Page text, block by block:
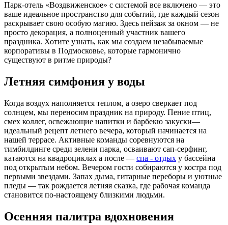
Парк-отель «Воздвиженское» с системой все включено — это
ваше идеальное пространство для событий, где каждый сезон
раскрывает свою особую магию. Здесь пейзаж за окном — не
просто декорация, а полноценный участник вашего
праздника. Хотите узнать, как мы создаем незабываемые
корпоративы в Подмосковье, которые гармонично
существуют в ритме природы?
Летняя симфония у воды
Когда воздух наполняется теплом, а озеро сверкает под
солнцем, мы переносим праздник на природу. Пение птиц,
смех коллег, освежающие напитки и барбекю закуски—
идеальный рецепт летнего вечера, который начинается на
нашей террасе. Активные команды соревнуются на
тимбилдинге среди зелени парка, осваивают сап-серфинг,
катаются на квадроциклах а после — спа - отдых у бассейна
под открытым небом. Вечером гости собираются у костра под
первыми звездами. Запах дыма, гитарные переборы и уютные
пледы — так рождается летняя сказка, где рабочая команда
становится по-настоящему близкими людьми.
Осенняя палитра вдохновения